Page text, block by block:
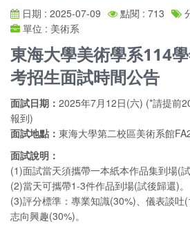
日期 : 2025-07-09 點閱 : 713
單位 : 美術系
東海大學美術學系114
考招生面試時間公告
面試日期： 2025年7月12日(六) (*請提前
報到)
面試地點： 東海大學第二校區美術系館
面試說明：
(1)面試當天須攜帶一本紙本作品集到場(試
(2)當天可攜帶1-3件作品到場(試後歸還)。
(3)評分標準：專業知識(30%)、儀表談吐
志向興趣(30%)。